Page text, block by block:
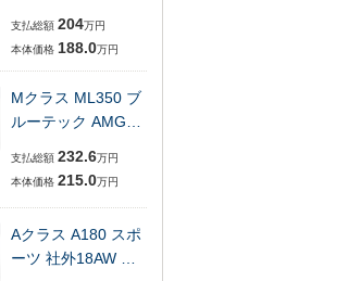
支払総額 204万円
本体価格 188.0万円
Mクラス ML350 ブ
ルーテック AMG…
支払総額 232.6万円
本体価格 215.0万円
Aクラス A180 スポ
ーツ 社外18AW …